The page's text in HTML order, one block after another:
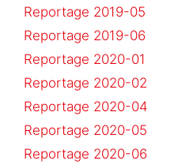
Reportage 2019-05
Reportage 2019-06
Reportage 2020-01
Reportage 2020-02
Reportage 2020-04
Reportage 2020-05
Reportage 2020-06